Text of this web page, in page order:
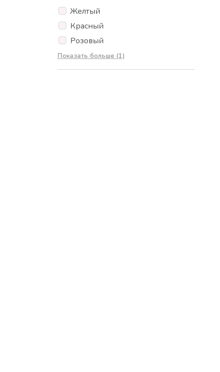
Арбузная дыня
апельсины
Авокадо
Помидоры черри
фрезия
гербера
гипсофила
гвоздики
Лили
Желтый
Красный
Розовый
Красочный
Показать больше (1)